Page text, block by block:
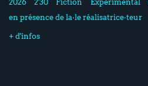
en présence de la·le réalisatrice·teur
+ d'infos